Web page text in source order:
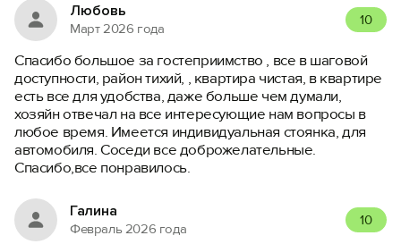
Любовь
Март 2026 года
10
Спасибо большое за гостеприимство , все в шаговой
доступности, район тихий, , квартира чистая, в квартире
есть все для удобства, даже больше чем думали,
хозяйн отвечал на все интересующие нам вопросы в
любое время. Имеется индивидуальная стоянка, для
автомобиля. Соседи все доброжелательные.
Спасибо,все понравилось.
Галина
Февраль 2026 года
10